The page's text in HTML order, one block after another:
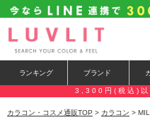
ランキング ブランド
3,300円(税込)以
カラコン・コスメ通販TOP > カラコン >